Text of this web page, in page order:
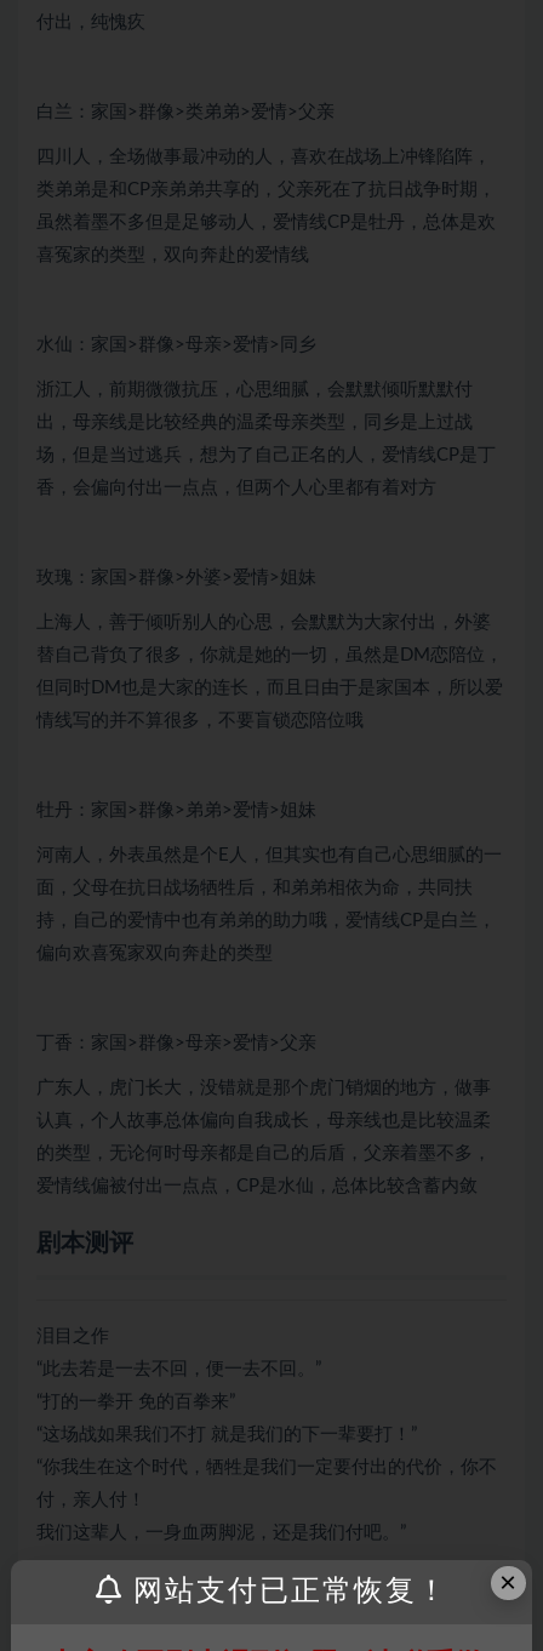
付出，纯愧疚
白兰：家国>群像>类弟弟>爱情>父亲
四川人，全场做事最冲动的人，喜欢在战场上冲锋陷阵，
类弟弟是和CP亲弟弟共享的，父亲死在了抗日战争时期，
虽然着墨不多但是足够动人，爱情线CP是牡丹，总体是欢
喜冤家的类型，双向奔赴的爱情线
水仙：家国>群像>母亲>爱情>同乡
浙江人，前期微微抗压，心思细腻，会默默倾听默默付
出，母亲线是比较经典的温柔母亲类型，同乡是上过战
场，但是当过逃兵，想为了自己正名的人，爱情线CP是丁
香，会偏向付出一点点，但两个人心里都有着对方
玫瑰：家国>群像>外婆>爱情>姐妹
上海人，善于倾听别人的心思，会默默为大家付出，外婆
替自己背负了很多，你就是她的一切，虽然是DM恋陪位，
但同时DM也是大家的连长，而且日由于是家国本，所以爱
情线写的并不算很多，不要盲锁恋陪位哦
牡丹：家国>群像>弟弟>爱情>姐妹
河南人，外表虽然是个E人，但其实也有自己心思细腻的一
面，父母在抗日战场牺牲后，和弟弟相依为命，共同扶
持，自己的爱情中也有弟弟的助力哦，爱情线CP是白兰，
偏向欢喜冤家双向奔赴的类型
丁香：家国>群像>母亲>爱情>父亲
广东人，虎门长大，没错就是那个虎门销烟的地方，做事
认真，个人故事总体偏向自我成长，母亲线也是比较温柔
的类型，无论何时母亲都是自己的后盾，父亲着墨不多，
爱情线偏被付出一点点，CP是水仙，总体比较含蓄内敛
剧本测评
泪目之作
“此去若是一去不回，便一去不回。”
“打的一拳开 免的百拳来”
“这场战如果我们不打 就是我们的下一辈要打！”
“你我生在这个时代，牺牲是我们一定要付出的代价，你不
付，亲人付！
我们这辈人，一身血两脚泥，还是我们付吧。”
这些台词让我想起了那个战火纷飞的年代，仿佛能听到战
场上受伤战友的呻吟，看到雪山下掩埋的“冰雕连”。
×
网站支付已正常恢复！